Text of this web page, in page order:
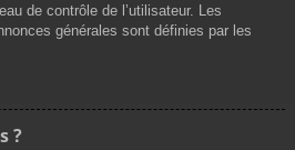
de contrôle de l’utilisateur. Les
générales sont définies par les
?